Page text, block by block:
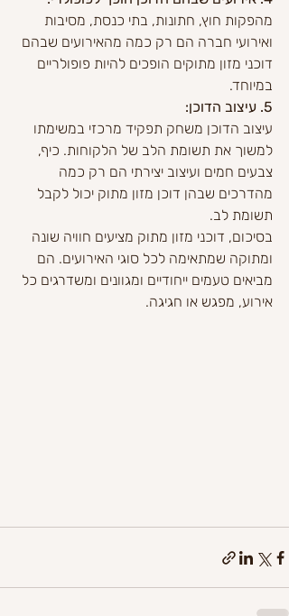
מהפקות חוץ, חתונות, בתי כנסת, מסיבות
ואירועי חברה הם רק כמה מהאירועים שבהם
דוכני מזון מתוקים הופכים להיות פופולריים
במיוחד.
5. עיצוב הדוכן:
עיצוב הדוכן משחק תפקיד מרכזי במשימתו
למשוך את תשומת הלב של הלקוחות. כיף,
צבעים חמים ועיצוב יצירתי הם רק כמה
מהדרכים שבהן דוכן מזון מתוק יכול לקבל
תשומת לב.
בסיכום, דוכני מזון מתוק מציעים חוויה שונה
ומתוקה שמתאימה לכל סוגי האירועים. הם
מביאים טעמים ייחודיים ומגוונים ומשדרגים כל
אירוע, מפגש או חגיגה.